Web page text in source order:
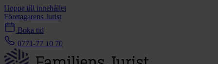
Hoppa till innehållet
Företagarens Jurist
Boka tid
0771-77 10 70